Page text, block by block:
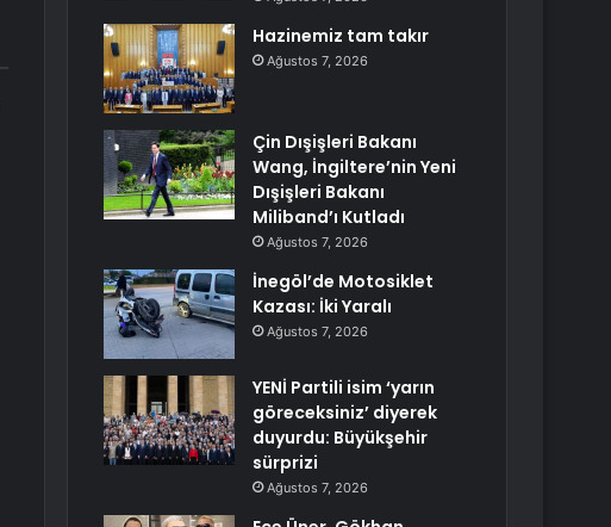
Hazinemiz tam takır
Ağustos 7, 2026
Çin Dışişleri Bakanı
Wang, İngiltere’nin Yeni
Dışişleri Bakanı
Miliband’ı Kutladı
Ağustos 7, 2026
İnegöl’de Motosiklet
Kazası: İki Yaralı
Ağustos 7, 2026
YENİ Partili isim ‘yarın
göreceksiniz’ diyerek
duyurdu: Büyükşehir
sürprizi
Ağustos 7, 2026